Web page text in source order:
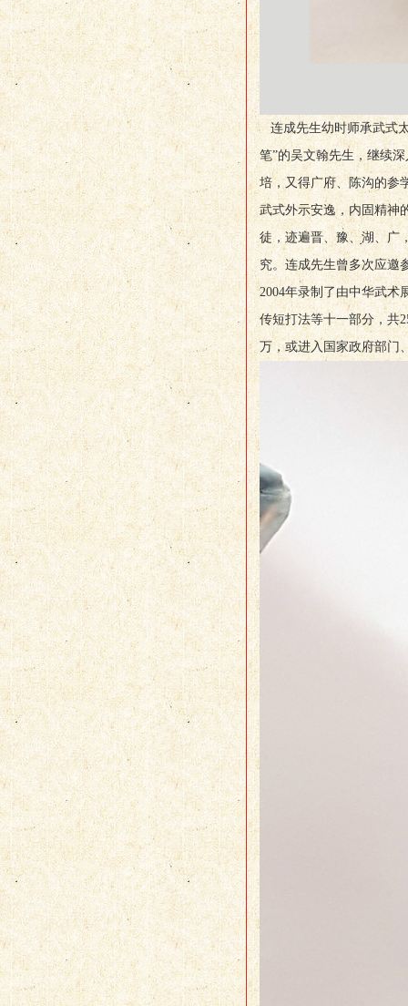
连成先生幼时师承武式
笔”的吴文翰先生，继续
培，又得广府、陈沟的参
武式外示安逸，内固精神
徒，迹遍晋、豫、湖、广
究。连成先生曾多次应邀
2004年录制了由中华武术
传短打法等十一部分，共
万，或进入国家政府部门